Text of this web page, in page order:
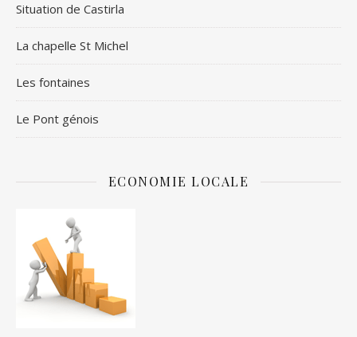
Situation de Castirla
La chapelle St Michel
Les fontaines
Le Pont génois
ECONOMIE LOCALE